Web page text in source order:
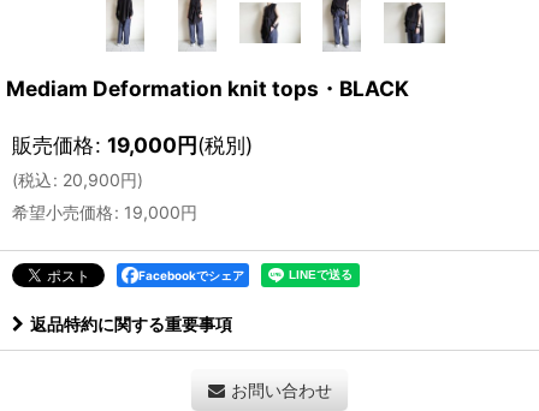
Mediam Deformation knit tops・BLACK
販売価格: 19,000円(税別)
(税込: 20,900円)
希望小売価格: 19,000円
Facebookでシェア
返品特約に関する重要事項
お問い合わせ